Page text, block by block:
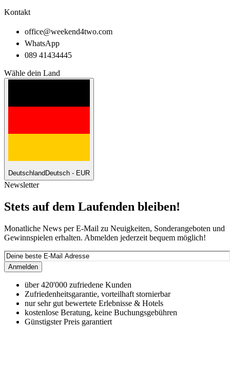
Kontakt
office@weekend4two.com
WhatsApp
089 41434445
Wähle dein Land
Deutschland Deutsch - EUR
Newsletter
Stets auf dem Laufenden bleiben!
Monatliche News per E-Mail zu Neuigkeiten, Sonderangeboten und
Gewinnspielen erhalten. Abmelden jederzeit bequem möglich!
Anmelden
über 420'000 zufriedene Kunden
Zufriedenheitsgarantie, vorteilhaft stornierbar
nur sehr gut bewertete Erlebnisse & Hotels
kostenlose Beratung, keine Buchungsgebühren
Günstigster Preis garantiert